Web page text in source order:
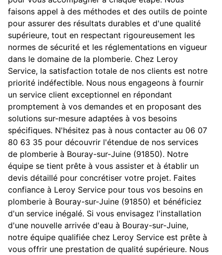
faisons appel à des méthodes et des outils de pointe
pour assurer des résultats durables et d'une qualité
supérieure, tout en respectant rigoureusement les
normes de sécurité et les réglementations en vigueur
dans le domaine de la plomberie. Chez Leroy
Service, la satisfaction totale de nos clients est notre
priorité indéfectible. Nous nous engageons à fournir
un service client exceptionnel en répondant
promptement à vos demandes et en proposant des
solutions sur-mesure adaptées à vos besoins
spécifiques. N'hésitez pas à nous contacter au 06 07
80 63 35 pour découvrir l'étendue de nos services
de plomberie à Bouray-sur-Juine (91850). Notre
équipe se tient prête à vous assister et à établir un
devis détaillé pour concrétiser votre projet. Faites
confiance à Leroy Service pour tous vos besoins en
plomberie à Bouray-sur-Juine (91850) et bénéficiez
d'un service inégalé. Si vous envisagez l'installation
d'une nouvelle arrivée d'eau à Bouray-sur-Juine,
notre équipe qualifiée chez Leroy Service est prête à
vous offrir une prestation de qualité supérieure. Nous